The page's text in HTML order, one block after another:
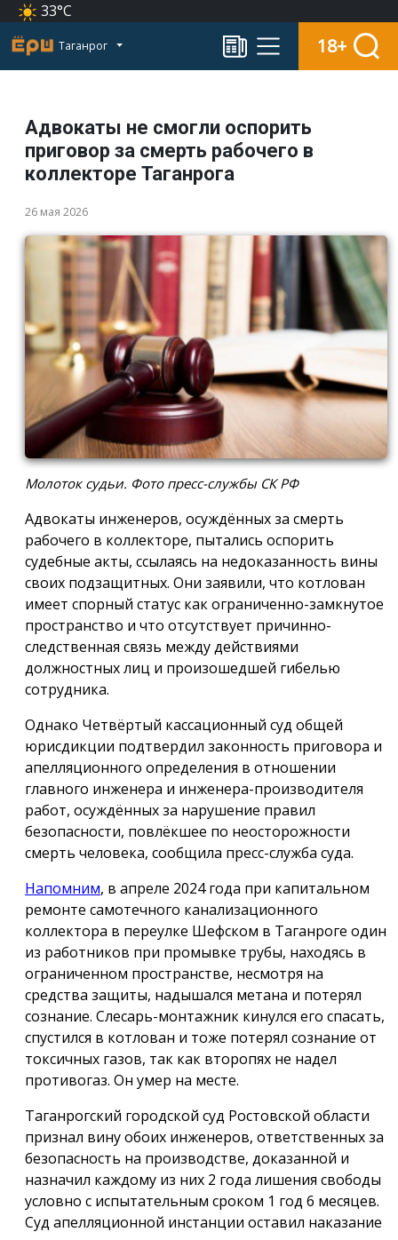
33°C
Таганрог 18+
Адвокаты не смогли оспорить
приговор за смерть рабочего в
коллекторе Таганрога
26 мая 2026
Молоток судьи. Фото пресс-службы СК РФ
Адвокаты инженеров, осуждённых за смерть
рабочего в коллекторе, пытались оспорить
судебные акты, ссылаясь на недоказанность вины
своих подзащитных. Они заявили, что котлован
имеет спорный статус как ограниченно-замкнутое
пространство и что отсутствует причинно-
следственная связь между действиями
должностных лиц и произошедшей гибелью
сотрудника.
Однако Четвёртый кассационный суд общей
юрисдикции подтвердил законность приговора и
апелляционного определения в отношении
главного инженера и инженера-производителя
работ, осуждённых за нарушение правил
безопасности, повлёкшее по неосторожности
смерть человека, сообщила пресс-служба суда.
Напомним, в апреле 2024 года при капитальном
ремонте самотечного канализационного
коллектора в переулке Шефском в Таганроге один
из работников при промывке трубы, находясь в
ограниченном пространстве, несмотря на
средства защиты, надышался метана и потерял
сознание. Слесарь-монтажник кинулся его спасать,
спустился в котлован и тоже потерял сознание от
токсичных газов, так как второпях не надел
противогаз. Он умер на месте.
Таганрогский городской суд Ростовской области
признал вину обоих инженеров, ответственных за
безопасность на производстве, доказанной и
назначил каждому из них 2 года лишения свободы
условно с испытательным сроком 1 год 6 месяцев.
Суд апелляционной инстанции оставил наказание